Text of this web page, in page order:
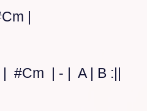
|
#Cm  | - |  A | B :||